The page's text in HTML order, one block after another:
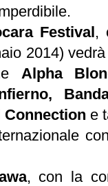
Festival,
2014)
Alpha
Connection e
, con la